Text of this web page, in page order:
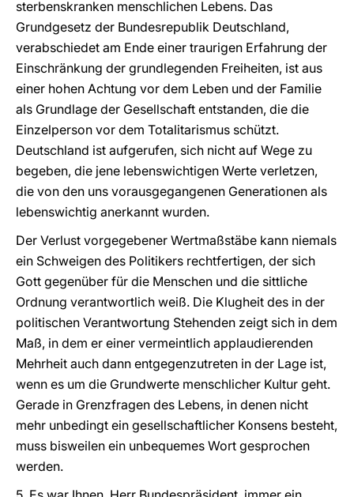
sterbenskranken menschlichen Lebens. Das
Grundgesetz der Bundesrepublik Deutschland,
verabschiedet am Ende einer traurigen Erfahrung der
Einschränkung der grundlegenden Freiheiten, ist aus
einer hohen Achtung vor dem Leben und der Familie
als Grundlage der Gesellschaft entstanden, die die
Einzelperson vor dem Totalitarismus schützt.
Deutschland ist aufgerufen, sich nicht auf Wege zu
begeben, die jene lebenswichtigen Werte verletzen,
die von den uns vorausgegangenen Generationen als
lebenswichtig anerkannt wurden.
Der Verlust vorgegebener Wertmaßstäbe kann niemals
ein Schweigen des Politikers rechtfertigen, der sich
Gott gegenüber für die Menschen und die sittliche
Ordnung verantwortlich weiß. Die Klugheit des in der
politischen Verantwortung Stehenden zeigt sich in dem
Maß, in dem er einer vermeintlich applaudierenden
Mehrheit auch dann entgegenzutreten in der Lage ist,
wenn es um die Grundwerte menschlicher Kultur geht.
Gerade in Grenzfragen des Lebens, in denen nicht
mehr unbedingt ein gesellschaftlicher Konsens besteht,
muss bisweilen ein unbequemes Wort gesprochen
werden.